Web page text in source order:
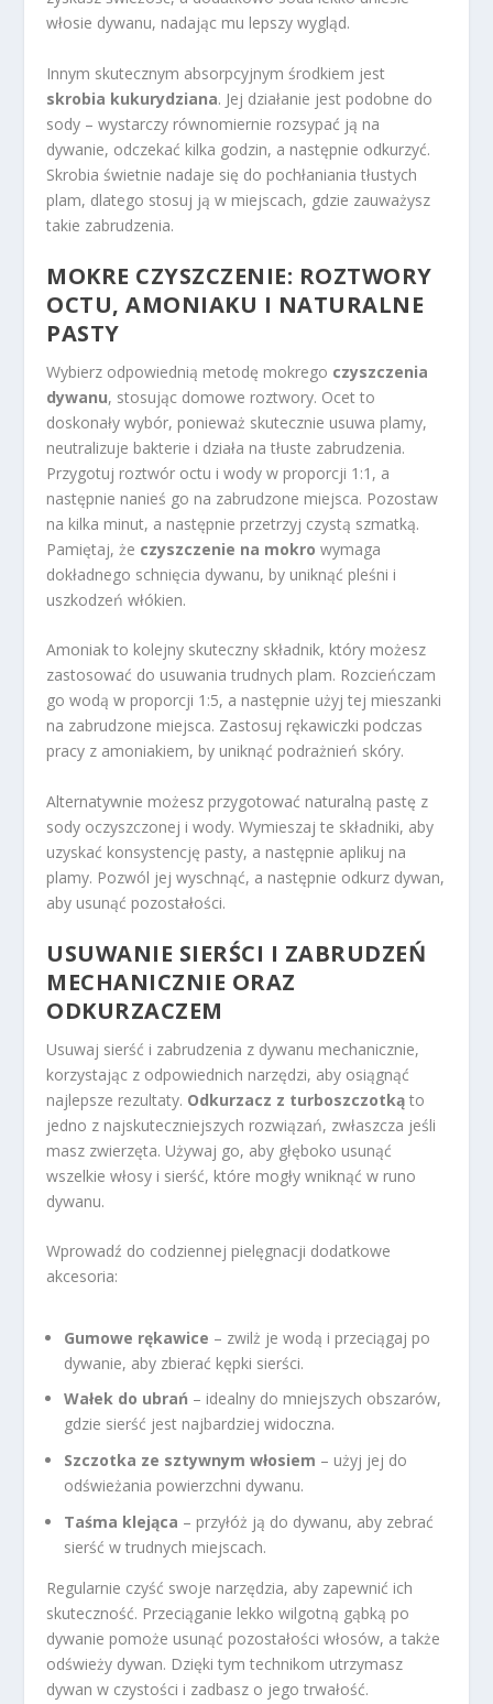
włosie dywanu, nadając mu lepszy wygląd.
Innym skutecznym absorpcyjnym środkiem jest
skrobia kukurydziana. Jej działanie jest podobne do
sody – wystarczy równomiernie rozsypać ją na
dywanie, odczekać kilka godzin, a następnie odkurzyć.
Skrobia świetnie nadaje się do pochłaniania tłustych
plam, dlatego stosuj ją w miejscach, gdzie zauważysz
takie zabrudzenia.
MOKRE CZYSZCZENIE: ROZTWORY
OCTU, AMONIAKU I NATURALNE
PASTY
Wybierz odpowiednią metodę mokrego czyszczenia
dywanu, stosując domowe roztwory. Ocet to
doskonały wybór, ponieważ skutecznie usuwa plamy,
neutralizuje bakterie i działa na tłuste zabrudzenia.
Przygotuj roztwór octu i wody w proporcji 1:1, a
następnie nanieś go na zabrudzone miejsca. Pozostaw
na kilka minut, a następnie przetrzyj czystą szmatką.
Pamiętaj, że czyszczenie na mokro wymaga
dokładnego schnięcia dywanu, by uniknąć pleśni i
uszkodzeń włókien.
Amoniak to kolejny skuteczny składnik, który możesz
zastosować do usuwania trudnych plam. Rozcieńczam
go wodą w proporcji 1:5, a następnie użyj tej mieszanki
na zabrudzone miejsca. Zastosuj rękawiczki podczas
pracy z amoniakiem, by uniknąć podrażnień skóry.
Alternatywnie możesz przygotować naturalną pastę z
sody oczyszczonej i wody. Wymieszaj te składniki, aby
uzyskać konsystencję pasty, a następnie aplikuj na
plamy. Pozwól jej wyschnąć, a następnie odkurz dywan,
aby usunąć pozostałości.
USUWANIE SIERŚCI I ZABRUDZEŃ
MECHANICZNIE ORAZ
ODKURZACZEM
Usuwaj sierść i zabrudzenia z dywanu mechanicznie,
korzystając z odpowiednich narzędzi, aby osiągnąć
najlepsze rezultaty. Odkurzacz z turboszczotką to
jedno z najskuteczniejszych rozwiązań, zwłaszcza jeśli
masz zwierzęta. Używaj go, aby głęboko usunąć
wszelkie włosy i sierść, które mogły wniknąć w runo
dywanu.
Wprowadź do codziennej pielęgnacji dodatkowe
akcesoria:
Gumowe rękawice – zwilż je wodą i przeciągaj po
dywanie, aby zbierać kępki sierści.
Wałek do ubrań – idealny do mniejszych obszarów,
gdzie sierść jest najbardziej widoczna.
Szczotka ze sztywnym włosiem – użyj jej do
odświeżania powierzchni dywanu.
Taśma klejąca – przyłóż ją do dywanu, aby zebrać
sierść w trudnych miejscach.
Regularnie czyść swoje narzędzia, aby zapewnić ich
skuteczność. Przeciąganie lekko wilgotną gąbką po
dywanie pomoże usunąć pozostałości włosów, a także
odświeży dywan. Dzięki tym technikom utrzymasz
dywan w czystości i zadbasz o jego trwałość.